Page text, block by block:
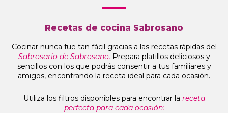
Recetas de cocina Sabrosano
Cocinar nunca fue tan fácil gracias a las recetas rápidas del
Sabrosario de Sabrosano. Prepara platillos deliciosos y
sencillos con los que podrás consentir a tus familiares y
amigos, encontrando la receta ideal para cada ocasión.
Utiliza los filtros disponibles para encontrar la receta
perfecta para cada ocasión: